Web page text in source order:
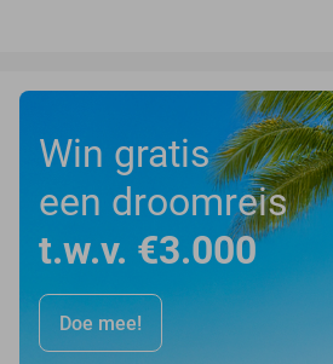
Win gratis
een droomreis
t.w.v. €3.000
Doe mee!